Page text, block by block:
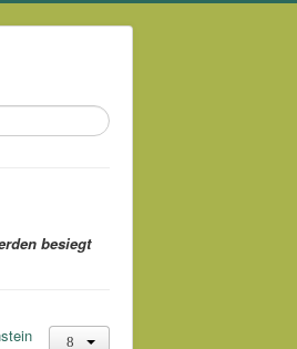
besiegt